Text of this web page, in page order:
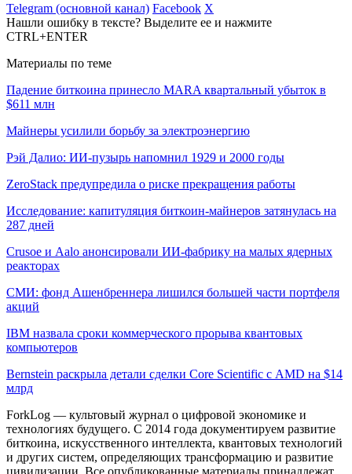
Telegram (основной канал) Facebook X
Нашли ошибку в тексте? Выделите ее и нажмите
CTRL+ENTER
Материалы по теме
Падение биткоина принесло MARA квартальный убыток в
$611 млн
Майнеры усилили борьбу за электроэнергию
Рэй Далио: ИИ-пузырь напомнил 1929 и 2000 годы
ZeroStack предупредила о риске прекращения работы
Исследование: капитуляция биткоин-майнеров затянулась на
287 дней
Crusoe и Aalo анонсировали ИИ-фабрику на малых ядерных
реакторах
СМИ: фонд Ашенбреннера лишился большей части портфеля
акций
IBM назвала сроки коммерческого прорыва квантовых
компьютеров
Bernstein раскрыла детали сделки Core Scientific с AMD на $14
млрд
ForkLog — культовый журнал о цифровой экономике и
технологиях будущего. С 2014 года документируем развитие
биткоина, искусственного интеллекта, квантовых технологий
и других систем, определяющих трансформацию и развитие
цивилизации. Все опубликованные материалы принадлежат